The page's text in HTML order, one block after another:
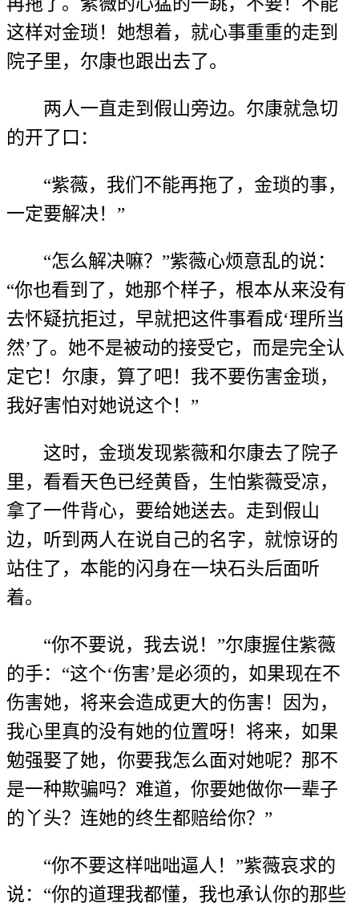
这样对金琐！她想着，就心事重重的走到
院子里，尔康也跟出去了。
两人一直走到假山旁边。尔康就急切
的开了口：
“紫薇，我们不能再拖了，金琐的事，
一定要解决！”
“怎么解决嘛？”紫薇心烦意乱的说：
“你也看到了，她那个样子，根本从来没有
去怀疑抗拒过，早就把这件事看成‘理所当
然’了。她不是被动的接受它，而是完全认
定它！尔康，算了吧！我不要伤害金琐，
我好害怕对她说这个！”
这时，金琐发现紫薇和尔康去了院子
里，看看天色已经黄昏，生怕紫薇受凉，
拿了一件背心，要给她送去。走到假山
边，听到两人在说自己的名字，就惊讶的
站住了，本能的闪身在一块石头后面听
着。
“你不要说，我去说！”尔康握住紫薇
的手：“这个‘伤害’是必须的，如果现在不
伤害她，将来会造成更大的伤害！因为，
我心里真的没有她的位置呀！将来，如果
勉强娶了她，你要我怎么面对她呢？那不
是一种欺骗吗？难道，你要她做你一辈子
的丫头？连她的终生都赔给你？”
“你不要这样咄咄逼人！”紫薇哀求的
说：“你的道理我都懂，我也承认你的那些